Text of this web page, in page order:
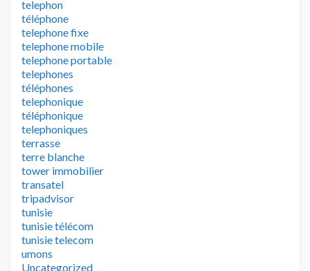
telephon
téléphone
telephone fixe
telephone mobile
telephone portable
telephones
téléphones
telephonique
téléphonique
telephoniques
terrasse
terre blanche
tower immobilier
transatel
tripadvisor
tunisie
tunisie télécom
tunisie telecom
umons
Uncategorized